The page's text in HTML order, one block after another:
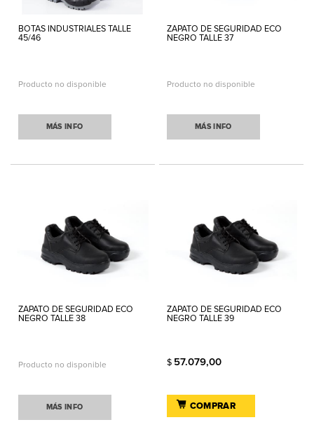
BOTAS INDUSTRIALES TALLE
45/46
Producto no disponible
MÁS INFO
ZAPATO DE SEGURIDAD ECO
NEGRO TALLE 37
Producto no disponible
MÁS INFO
ZAPATO DE SEGURIDAD ECO
NEGRO TALLE 38
Producto no disponible
MÁS INFO
ZAPATO DE SEGURIDAD ECO
NEGRO TALLE 39
$ 57.079,00
COMPRAR